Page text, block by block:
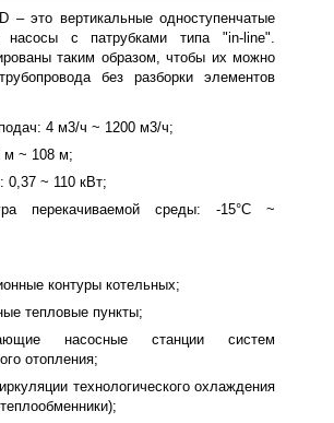
– это вертикальные одноступенчатые
насосы с патрубками типа "in-line".
таким образом, чтобы их можно
без разборки элементов
4 м3/ч ~ 1200 м3/ч;
м ~ 108 м;
0,37 ~ 110 кВт;
перекачиваемой среды: -15°С ~
контуры котельных;
тепловые пункты;
насосные станции систем
отопления;
технологического охлаждения